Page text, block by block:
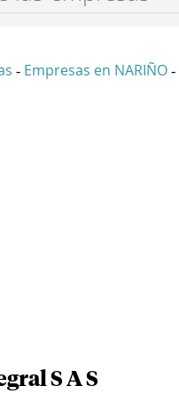
- Empresas en NARIÑO -
S A S